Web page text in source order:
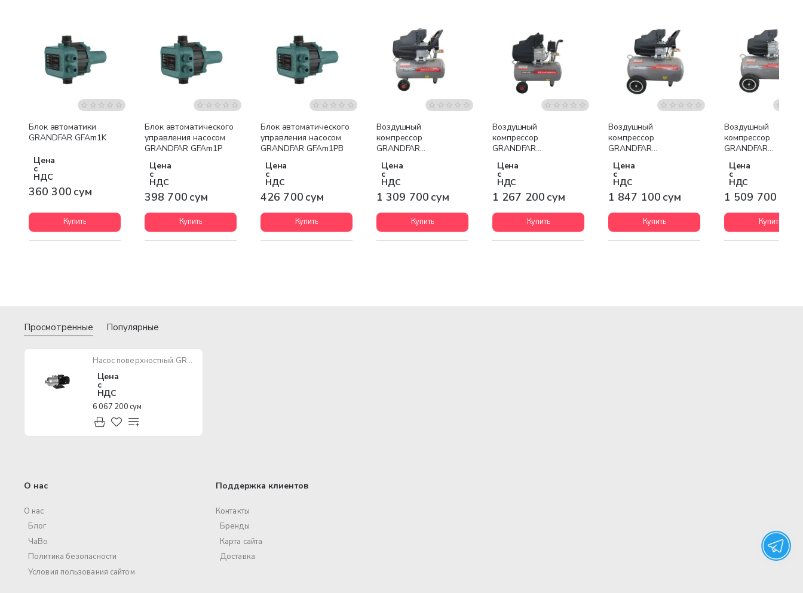
Блок автоматики
GRANDFAR GFAm1K
Цена
с
НДС
360 300 сум
Купить
Блок автоматического
управления насосом
GRANDFAR GFAm1P
Цена
с
НДС
398 700 сум
Купить
Блок автоматического
управления насосом
GRANDFAR GFAm1PB
Цена
с
НДС
426 700 сум
Купить
Бесплатная доставка
Воздушный
компрессор
GRANDFAR
(пластиковая ручка)
Цена
с
НДС
1 309 700 сум
Купить
Бесплатная доставка
Воздушный
компрессор
GRANDFAR
(металлическая ручка)
Цена
с
НДС
1 267 200 сум
Купить
Бесплатная доставка
Воздушный
компрессор
GRANDFAR
(пластиковая ручка)
Цена
с
НДС
1 847 100 сум
Купить
Бесплатная доставка
Воздушный
компрессор
GRANDFAR
(металлическая
Цена
с
НДС
1 509 700 сум
Купить
Просмотренные Популярные
Насос поверхностный GRANDFAR CB-CHL12-40B 2200W
Цена
с
НДС
6 067 200 сум
О нас
О нас
Блог
ЧаВо
Политика безопасности
Условия пользования сайтом
Поддержка клиентов
Контакты
Бренды
Карта сайта
Доставка